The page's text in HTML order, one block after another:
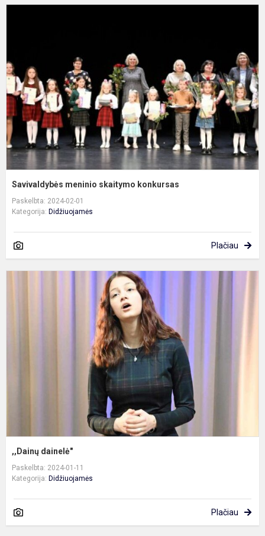
Savivaldybės meninio skaitymo konkursas
Paskelbta: 2024-02-01
Kategorija: Didžiuojamės
Plačiau
,,Dainų dainelė"
Paskelbta: 2024-01-11
Kategorija: Didžiuojamės
Plačiau